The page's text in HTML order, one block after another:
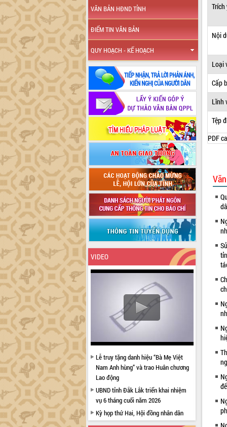
VĂN BẢN HĐND TỈNH
ĐIỂM TIN VĂN BẢN
QUY HOẠCH - KẾ HOẠCH
VIDEO
Lễ truy tặng danh hiệu “Bà Mẹ Việt
Nam Anh hùng” và trao Huân chương
Lao động
UBND tỉnh Đắk Lắk triển khai nhiệm
vụ 6 tháng cuối năm 2026
Kỳ họp thứ Hai, Hội đồng nhân dân
tỉnh khóa XI quyết nghị nhiều nội dung
Trích
Nội
Loại
Cấp
Lĩnh
Tệp
PDF